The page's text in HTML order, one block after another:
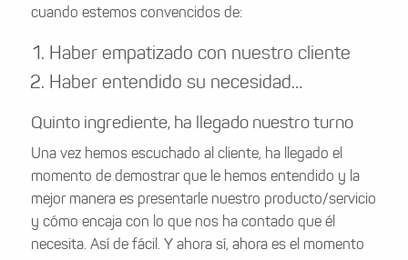
cuando estemos convencidos de:
Haber empatizado con nuestro cliente
Haber entendido su necesidad…
Quinto ingrediente, ha llegado nuestro turno
Una vez hemos escuchado al cliente, ha llegado el
momento de demostrar que le hemos entendido y la
mejor manera es presentarle nuestro producto/servicio
y cómo encaja con lo que nos ha contado que él
necesita. Así de fácil. Y ahora sí, ahora es el momento